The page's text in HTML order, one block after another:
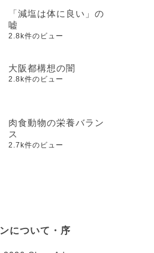
「減塩は体に良い」の
嘘
2.8k件のビュー
大阪都構想の闇
2.8k件のビュー
肉食動物の栄養バラン
ス
2.7k件のビュー
について・序